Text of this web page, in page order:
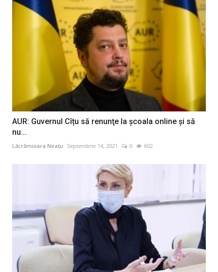
AUR: Guvernul Cîțu să renunţe la şcoala online și să
nu...
Lăcrămioara Neațu Septembrie 14, 2021 0 602